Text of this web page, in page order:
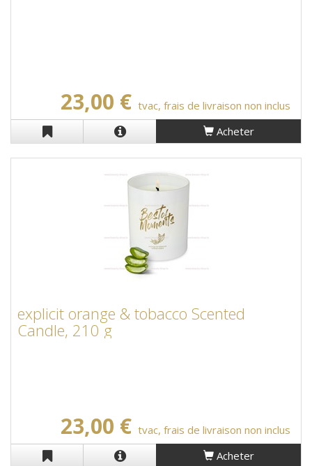
23,00 € tvac, frais de livraison non inclus
Acheter
explicit orange & tobacco Scented
Candle, 210 g
23,00 € tvac, frais de livraison non inclus
Acheter